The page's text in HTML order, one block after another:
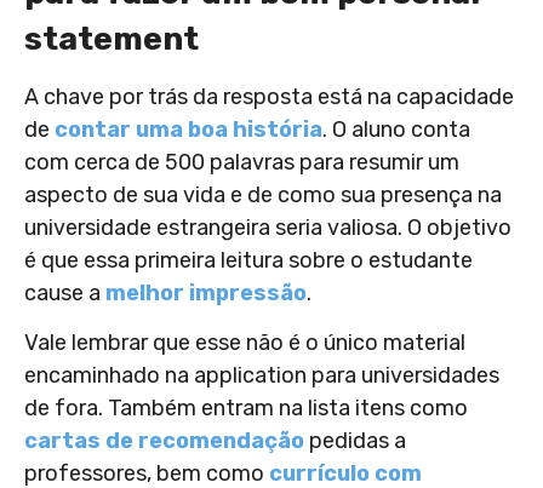
statement
A chave por trás da resposta está na capacidade
de contar uma boa história. O aluno conta
com cerca de 500 palavras para resumir um
aspecto de sua vida e de como sua presença na
universidade estrangeira seria valiosa. O objetivo
é que essa primeira leitura sobre o estudante
cause a melhor impressão.
Vale lembrar que esse não é o único material
encaminhado na application para universidades
de fora. Também entram na lista itens como
cartas de recomendação pedidas a
professores, bem como currículo com